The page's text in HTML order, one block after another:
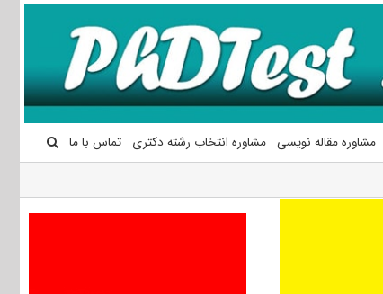
مشاوره مقاله نویسی مشاوره انتخاب رشته دکتری تماس با ما